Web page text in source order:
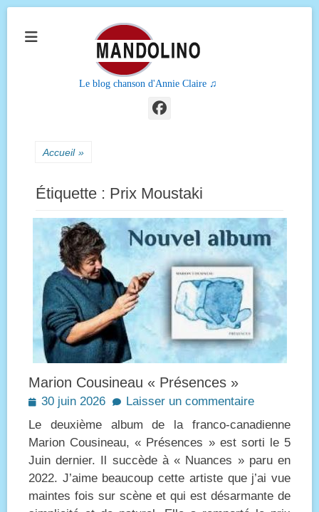
Le blog chanson d'Annie Claire ♫
Facebook
Accueil »
Étiquette : Prix Moustaki
Marion Cousineau « Présences »
Posted
30 juin 2026
Laisser un commentaire
Le deuxième album de la franco-canadienne
Marion Cousineau, « Présences » est sorti le 5
Juin dernier. Il succède à « Nuances » paru en
2022. J’aime beaucoup cette artiste que j’ai vue
maintes fois sur scène et qui est désarmante de